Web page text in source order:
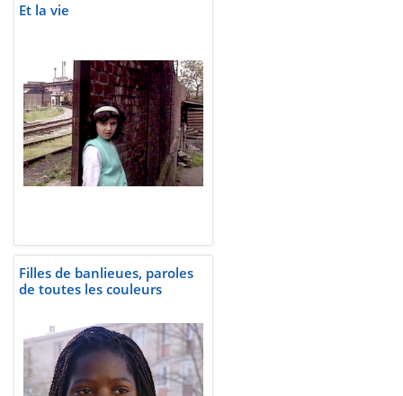
Et la vie
Filles de banlieues, paroles
de toutes les couleurs